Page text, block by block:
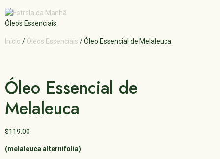
Óleos Essenciais
Início / Óleos Essenciais / Óleo Essencial de Melaleuca
Óleo Essencial de
Melaleuca
$119.00
(melaleuca alternifolia)